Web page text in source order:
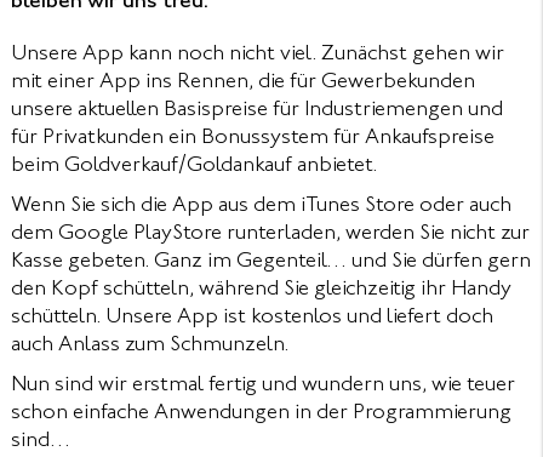
Unsere App kann noch nicht viel. Zunächst gehen wir
mit einer App ins Rennen, die für Gewerbekunden
unsere aktuellen Basispreise für Industriemengen und
für Privatkunden ein Bonussystem für Ankaufspreise
beim Goldverkauf/Goldankauf anbietet.
Wenn Sie sich die App aus dem iTunes Store oder auch
dem Google PlayStore runterladen, werden Sie nicht zur
Kasse gebeten. Ganz im Gegenteil… und Sie dürfen gern
den Kopf schütteln, während Sie gleichzeitig ihr Handy
schütteln. Unsere App ist kostenlos und liefert doch
auch Anlass zum Schmunzeln.
Nun sind wir erstmal fertig und wundern uns, wie teuer
schon einfache Anwendungen in der Programmierung
sind…